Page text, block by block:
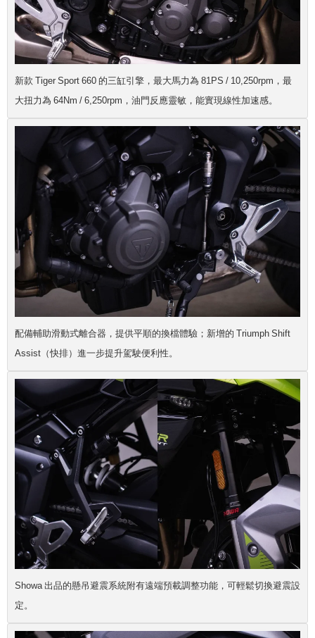
新款 Tiger Sport 660 的三缸引擎，最大馬力為 81PS / 10,250rpm，最
大扭力為 64Nm / 6,250rpm，油門反應靈敏，能實現線性加速感。
配備輔助滑動式離合器，提供平順的換檔體驗；新增的 Triumph Shift
Assist（快排）進一步提升駕駛便利性。
Showa 出品的懸吊避震系統附有遠端預載調整功能，可輕鬆切換避震設
定。